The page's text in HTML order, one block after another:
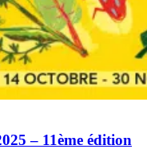
– 11ème édition